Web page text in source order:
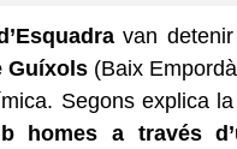
van detenir
Guíxols (Baix
Segons explica
homes a través